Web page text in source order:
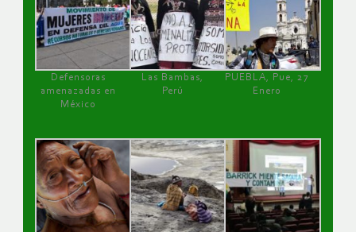
Defensoras
amenazadas en
México
Las Bambas,
Perú
PUEBLA, Pue, 27
Enero